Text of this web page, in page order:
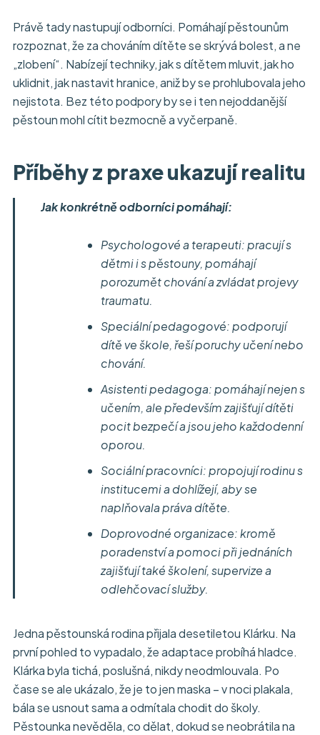
Právě tady nastupují odborníci. Pomáhají pěstounům
rozpoznat, že za chováním dítěte se skrývá bolest, a ne
„zlobení“. Nabízejí techniky, jak s dítětem mluvit, jak ho
uklidnit, jak nastavit hranice, aniž by se prohlubovala jeho
nejistota. Bez této podpory by se i ten nejoddanější
pěstoun mohl cítit bezmocně a vyčerpaně.
Příběhy z praxe ukazují realitu
Jak konkrétně odborníci pomáhají:
Psychologové a terapeuti: pracují s
dětmi i s pěstouny, pomáhají
porozumět chování a zvládat projevy
traumatu.
Speciální pedagogové: podporují
dítě ve škole, řeší poruchy učení nebo
chování.
Asistenti pedagoga: pomáhají nejen s
učením, ale především zajišťují dítěti
pocit bezpečí a jsou jeho každodenní
oporou.
Sociální pracovníci: propojují rodinu s
institucemi a dohlížejí, aby se
naplňovala práva dítěte.
Doprovodné organizace: kromě
poradenství a pomoci při jednáních
zajišťují také školení, supervize a
odlehčovací služby.
Jedna pěstounská rodina přijala desetiletou Klárku. Na
první pohled to vypadalo, že adaptace probíhá hladce.
Klárka byla tichá, poslušná, nikdy neodmlouvala. Po
čase se ale ukázalo, že je to jen maska – v noci plakala,
bála se usnout sama a odmítala chodit do školy.
Pěstounka nevěděla, co dělat, dokud se neobrátila na